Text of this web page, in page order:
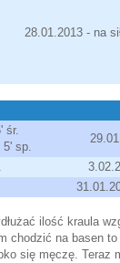
28.01.2013 - na
śr.
5' sp.
ilość kraula
chodzić na basen to
się męczę. Teraz